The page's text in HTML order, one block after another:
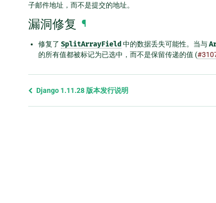
子邮件地址，而不是提交的地址。
漏洞修复 ¶
修复了 SplitArrayField 中的数据丢失可能性。当与
的所有值都被标记为已选中，而不是保留传递的值 (
Previous
Django 1.11.28 版本发行说明